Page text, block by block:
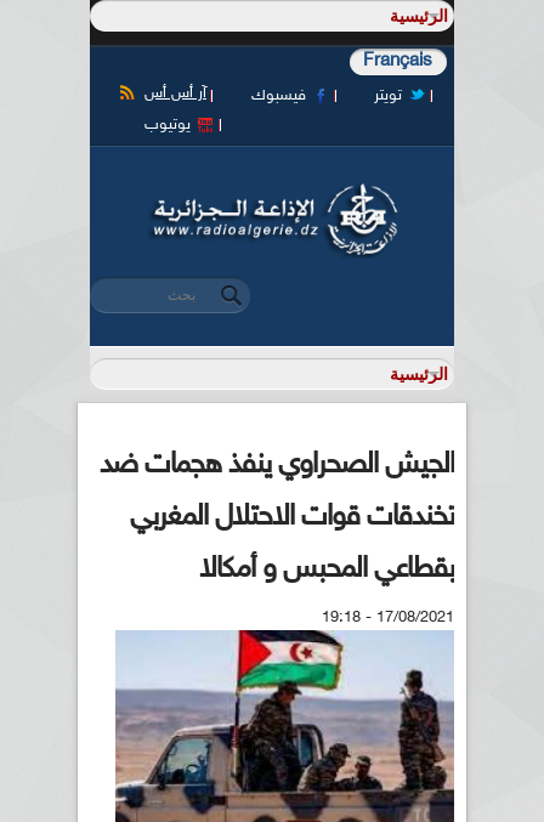
Français
آر أس أس فيسبوك
تويتر
يوتيوب
استمارة البحث
‏بحث ‏
الجيش الصحراوي ينفذ هجمات ضد
تخندقات قوات الاحتلال المغربي
بقطاعي المحبس و أمكالا
17/08/2021 - 19:18